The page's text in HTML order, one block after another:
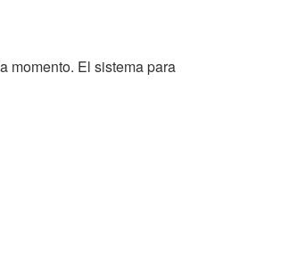
momento. El sistema para